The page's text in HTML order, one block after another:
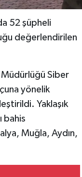
52 şüpheli
değerlendirilen
Müdürlüğü Siber
yönelik
Yaklaşık
bahis
Muğla, Aydın,